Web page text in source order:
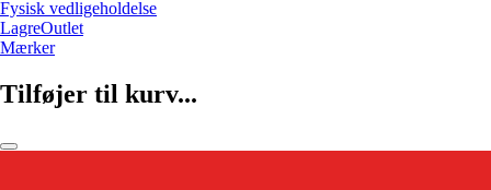
Fysisk vedligeholdelse
LagreOutlet
Mærker
Tilføjer til kurv...